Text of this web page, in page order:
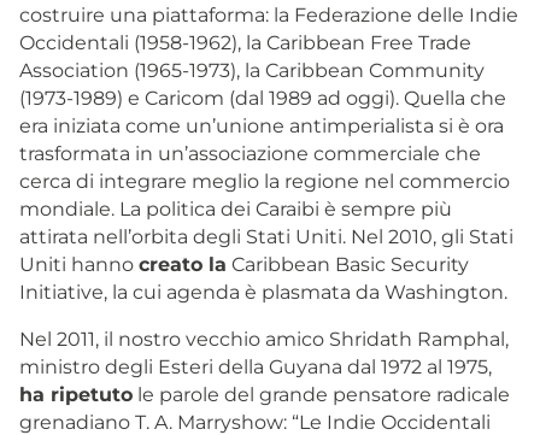
costruire una piattaforma: la Federazione delle Indie
Occidentali (1958-1962), la Caribbean Free Trade
Association (1965-1973), la Caribbean Community
(1973-1989) e Caricom (dal 1989 ad oggi). Quella che
era iniziata come un’unione antimperialista si è ora
trasformata in un’associazione commerciale che
cerca di integrare meglio la regione nel commercio
mondiale. La politica dei Caraibi è sempre più
attirata nell’orbita degli Stati Uniti. Nel 2010, gli Stati
Uniti hanno creato la Caribbean Basic Security
Initiative, la cui agenda è plasmata da Washington.
Nel 2011, il nostro vecchio amico Shridath Ramphal,
ministro degli Esteri della Guyana dal 1972 al 1975,
ha ripetuto le parole del grande pensatore radicale
grenadiano T. A. Marryshow: “Le Indie Occidentali